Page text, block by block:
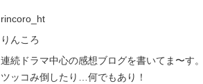
rincoro_ht
りんころ
連続ドラマ中心の感想ブログを書いてま〜す
ツッコみ倒したり…何でもあり！